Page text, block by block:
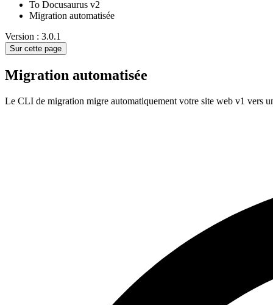
To Docusaurus v2
Migration automatisée
Version : 3.0.1
Sur cette page
Migration automatisée
Le CLI de migration migre automatiquement votre site web v1 vers